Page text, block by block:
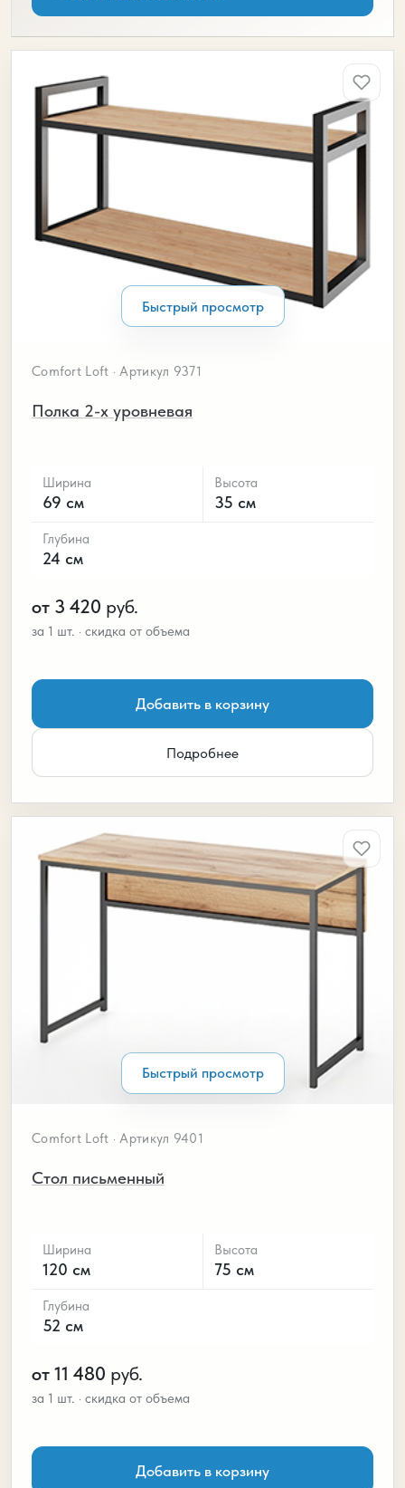
Быстрый просмотр
Comfort Loft · Артикул 9371
Полка 2-х уровневая
Ширина
69 см
Высота
35 см
Глубина
24 см
от 3 420 руб.
Добавить в корзину
Подробнее
Быстрый просмотр
Comfort Loft · Артикул 9401
Стол письменный
Ширина
120 см
Высота
75 см
Глубина
52 см
от 11 480 руб.
Добавить в корзину